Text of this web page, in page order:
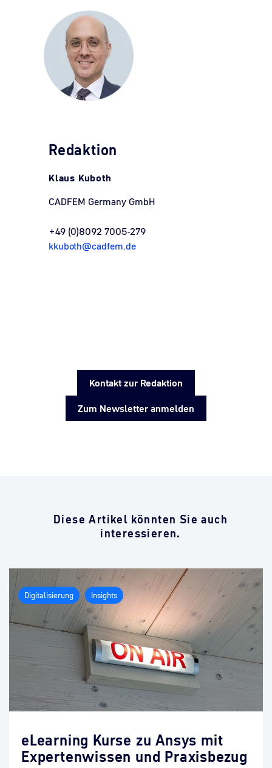
Redaktion
Klaus Kuboth
CADFEM Germany GmbH
+49 (0)8092 7005-279
kkuboth@cadfem.de
Kontakt zur Redaktion
Zum Newsletter anmelden
Diese Artikel könnten Sie auch
interessieren.
Digitalisierung Insights
eLearning Kurse zu Ansys mit
Expertenwissen und Praxisbezug